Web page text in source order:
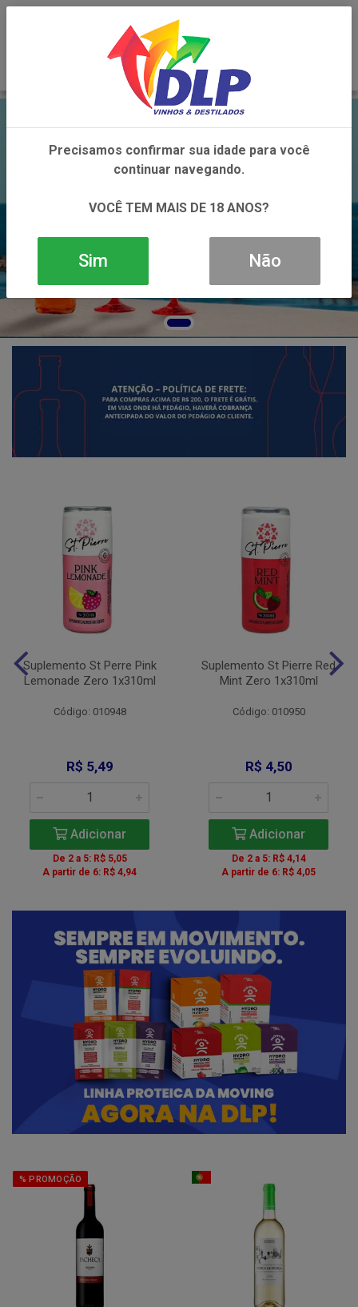
Suplemento St Perre Pink
Lemonade Zero 1x310ml
Código: 010948
R$ 5,49
Adicionar
De 2 a 5: R$ 5,05
A partir de 6: R$ 4,94
Suplemento St Pierre Red
Mint Zero 1x310ml
Código: 010950
R$ 4,50
Adicionar
De 2 a 5: R$ 4,14
A partir de 6: R$ 4,05
% PROMOÇÃO
Precisamos confirmar sua idade para você
continuar navegando.
VOCÊ TEM MAIS DE 18 ANOS?
Sim Não